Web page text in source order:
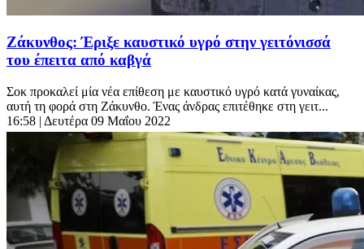
Ζάκυνθος: Έριξε καυστικό υγρό στην γειτόνισσά
του έπειτα από καβγά
Σοκ προκαλεί μία νέα επίθεση με καυστικό υγρό κατά γυναίκας,
αυτή τη φορά στη Ζάκυνθο. Ένας άνδρας επιτέθηκε στη γειτ...
16:58 | Δευτέρα 09 Μαΐου 2022